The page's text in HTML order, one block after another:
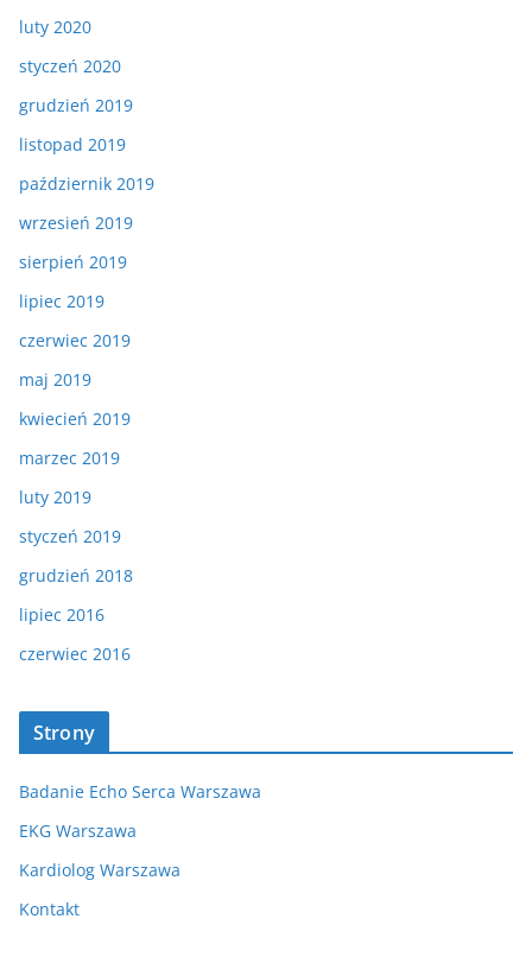
luty 2020
styczeń 2020
grudzień 2019
listopad 2019
październik 2019
wrzesień 2019
sierpień 2019
lipiec 2019
czerwiec 2019
maj 2019
kwiecień 2019
marzec 2019
luty 2019
styczeń 2019
grudzień 2018
lipiec 2016
czerwiec 2016
Strony
Badanie Echo Serca Warszawa
EKG Warszawa
Kardiolog Warszawa
Kontakt